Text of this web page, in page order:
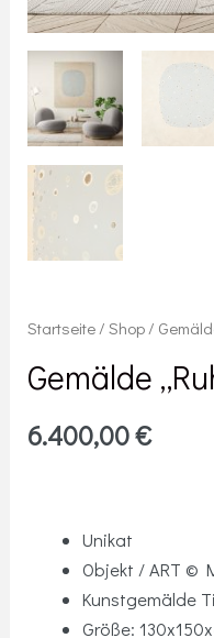
Startseite/Shop/
Gemälde
6.400,00€
Unikat
Objekt / ART ©
Kunstgemälde
Größe: